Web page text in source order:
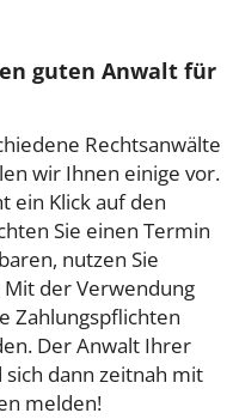
guten Anwalt für
Rechtsanwälte
wir Ihnen einige vor.
ein Klick auf den
Sie einen Termin
nutzen Sie
der Verwendung
Zahlungspflichten
Der Anwalt Ihrer
dann zeitnah mit
melden!